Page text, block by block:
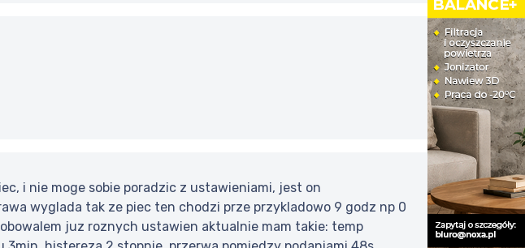
i nie moge sobie poradzic z ustawieniami, jest on
wyglada tak ze piec ten chodzi prze przykladowo 9 godz np 0
juz roznych ustawien aktualnie mam takie: temp